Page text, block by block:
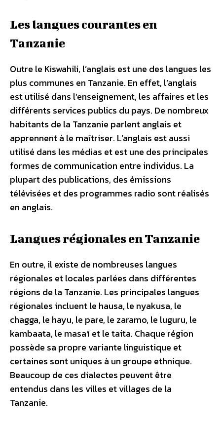
Les langues courantes en
Tanzanie
Outre le Kiswahili, l’anglais est une des langues les
plus communes en Tanzanie. En effet, l’anglais
est utilisé dans l’enseignement, les affaires et les
différents services publics du pays. De nombreux
habitants de la Tanzanie parlent anglais et
apprennent à le maîtriser. L’anglais est aussi
utilisé dans les médias et est une des principales
formes de communication entre individus. La
plupart des publications, des émissions
télévisées et des programmes radio sont réalisés
en anglais.
Langues régionales en Tanzanie
En outre, il existe de nombreuses langues
régionales et locales parlées dans différentes
régions de la Tanzanie. Les principales langues
régionales incluent le hausa, le nyakusa, le
chagga, le hayu, le pare, le zaramo, le luguru, le
kambaata, le masaï et le taita. Chaque région
possède sa propre variante linguistique et
certaines sont uniques à un groupe ethnique.
Beaucoup de ces dialectes peuvent être
entendus dans les villes et villages de la
Tanzanie.